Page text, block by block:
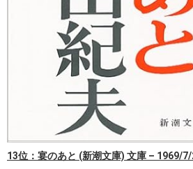
13位：宴のあと (新潮文庫) 文庫 – 1969/